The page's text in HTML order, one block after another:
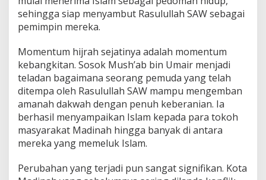
sehingga siap menyambut Rasulullah SAW sebagai
pemimpin mereka.
Momentum hijrah sejatinya adalah momentum
kebangkitan. Sosok Mush’ab bin Umair menjadi
teladan bagaimana seorang pemuda yang telah
ditempa oleh Rasulullah SAW mampu mengemban
amanah dakwah dengan penuh keberanian. Ia
berhasil menyampaikan Islam kepada para tokoh
masyarakat Madinah hingga banyak di antara
mereka yang memeluk Islam.
Perubahan yang terjadi pun sangat signifikan. Kota